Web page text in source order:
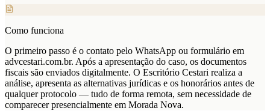
Como funciona
O primeiro passo é o contato pelo WhatsApp ou formulário em
advcestari.com.br. Após a apresentação do caso, os documentos
fiscais são enviados digitalmente. O Escritório Cestari realiza a
análise, apresenta as alternativas jurídicas e os honorários antes de
qualquer protocolo — tudo de forma remota, sem necessidade de
comparecer presencialmente em Morada Nova.